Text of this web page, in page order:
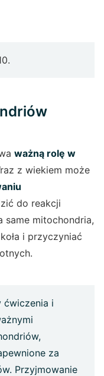
ważną rolę w
z wiekiem może
do reakcji
same mitochondria,
i przyczyniać
ćwiczenia i
za
Przyjmowanie